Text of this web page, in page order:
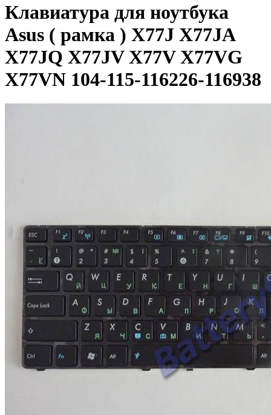
Клавиатура для ноутбука
Asus ( рамка ) X77J X77JA
X77JQ X77JV X77V X77VG
X77VN 104-115-116226-116938